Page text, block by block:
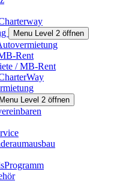
Menu Level 2 öffnen
Rent
/ MB-Rent
Menu Level 2 öffnen